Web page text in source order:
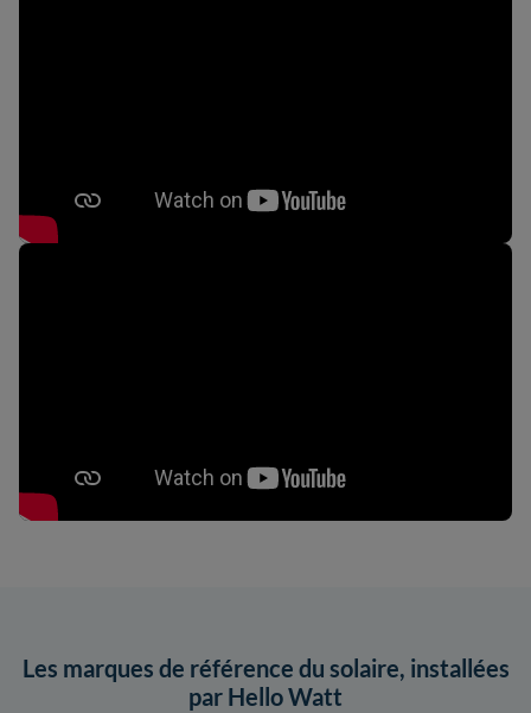
Les marques de référence du solaire, installées
par Hello Watt